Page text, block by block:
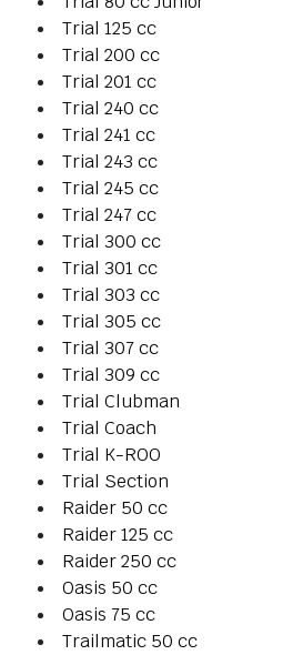
Trial 125 cc
Trial 200 cc
Trial 201 cc
Trial 240 cc
Trial 241 cc
Trial 243 cc
Trial 245 cc
Trial 247 cc
Trial 300 cc
Trial 301 cc
Trial 303 cc
Trial 305 cc
Trial 307 cc
Trial 309 cc
Trial Clubman
Trial Coach
Trial K-ROO
Trial Section
Raider 50 cc
Raider 125 cc
Raider 250 cc
Oasis 50 cc
Oasis 75 cc
Trailmatic 50 cc